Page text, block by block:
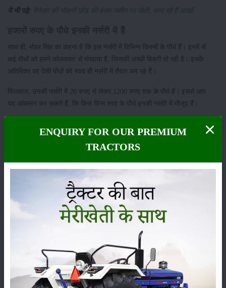
ये भी पढ़े: मैनेजर की नौकरी छोड़ की बंजर जमीन पर खेती, कमा रहे हैं लाखों
साथ ही, मोहर सिंह का कहना है कि इस नर्सरी में विभिन्न किस्मों के पौधे हैं। इनमें से
कई पौधों को हमने कोलकाता से मंगवाया है, जिसकी अच्छी बिक्री हो रही है। इसके
अतिरिक्त वह देसी पौधों को स्वयं ही नर्सरी में तैयार कर रहे हैं।
फिलहाल, उनकी नर्सरी में 20 रुपए से लेकर 1200 रुपए तक के पौधे हैं। इससे आप
यह आंकलन कर सकते हैं, कि किस किस तरह के पौधे इनकी नर्सरी में मौजूद हैं।
ENQUIRY FOR OUR PREMIUM
TRACTORS